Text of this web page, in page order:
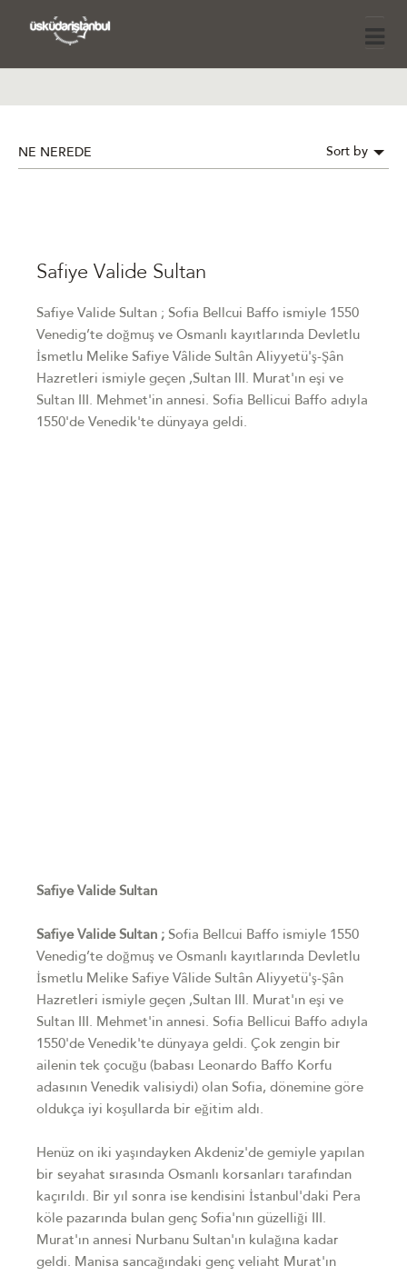
NE NEREDE Sort by
Safiye Valide Sultan
Safiye Valide Sultan ; Sofia Bellcui Baffo ismiyle 1550
Venedig’te doğmuş ve Osmanlı kayıtlarında Devletlu
İsmetlu Melike Safiye Vâlide Sultân Aliyyetü'ş-Şân
Hazretleri ismiyle geçen ,Sultan III. Murat'ın eşi ve
Sultan III. Mehmet'in annesi. Sofia Bellicui Baffo adıyla
1550'de Venedik'te dünyaya geldi.
Safiye Valide Sultan
Safiye Valide Sultan ; Sofia Bellcui Baffo ismiyle 1550
Venedig’te doğmuş ve Osmanlı kayıtlarında Devletlu
İsmetlu Melike Safiye Vâlide Sultân Aliyyetü'ş-Şân
Hazretleri ismiyle geçen ,Sultan III. Murat'ın eşi ve
Sultan III. Mehmet'in annesi. Sofia Bellicui Baffo adıyla
1550'de Venedik'te dünyaya geldi. Çok zengin bir
ailenin tek çocuğu (babası Leonardo Baffo Korfu
adasının Venedik valisiydi) olan Sofia, dönemine göre
oldukça iyi koşullarda bir eğitim aldı.
Henüz on iki yaşındayken Akdeniz'de gemiyle yapılan
bir seyahat sırasında Osmanlı korsanları tarafından
kaçırıldı. Bir yıl sonra ise kendisini İstanbul'daki Pera
köle pazarında bulan genç Sofia'nın güzelliği III.
Murat'ın annesi Nurbanu Sultan'ın kulağına kadar
geldi. Manisa sancağındaki genç veliaht Murat'ın